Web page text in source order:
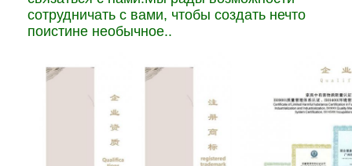
сотрудничать с вами, чтобы создать нечто
поистине необычное..